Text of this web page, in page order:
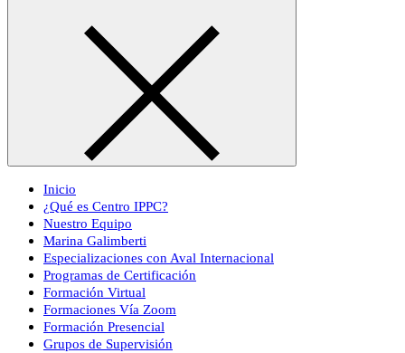
Inicio
¿Qué es Centro IPPC?
Nuestro Equipo
Marina Galimberti
Especializaciones con Aval Internacional
Programas de Certificación
Formación Virtual
Formaciones Vía Zoom
Formación Presencial
Grupos de Supervisión